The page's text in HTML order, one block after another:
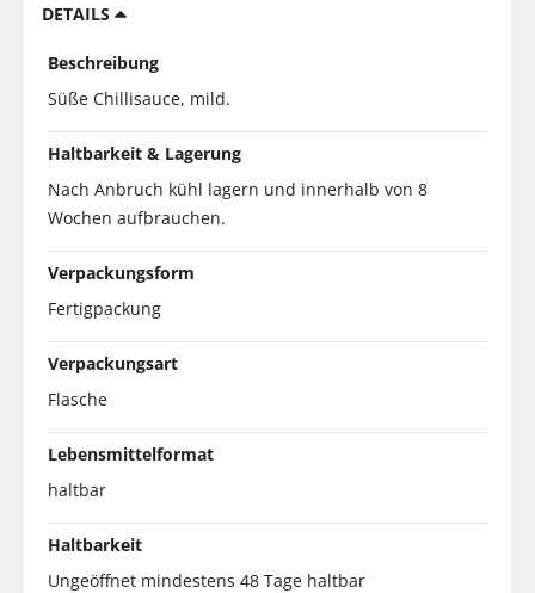
DETAILS
Beschreibung
Süße Chillisauce, mild.
Haltbarkeit & Lagerung
Nach Anbruch kühl lagern und innerhalb von 8
Wochen aufbrauchen.
Verpackungsform
Fertigpackung
Verpackungsart
Flasche
Lebensmittelformat
haltbar
Haltbarkeit
Ungeöffnet mindestens 48 Tage haltbar